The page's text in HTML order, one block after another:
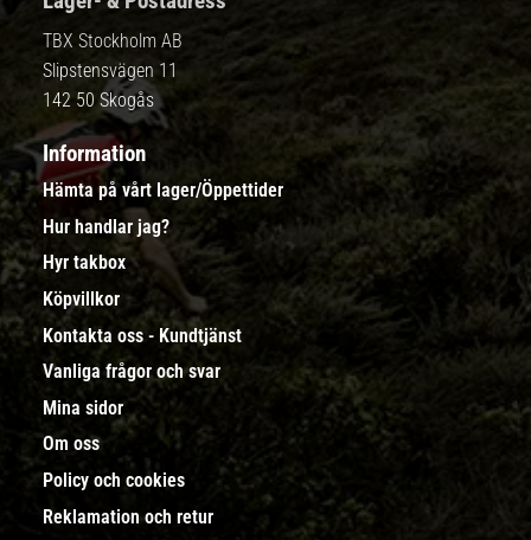
TBX Stockholm AB
Slipstensvägen 11
142 50 Skogås
Information
Hämta på vårt lager/Öppettider
Hur handlar jag?
Hyr takbox
Köpvillkor
Kontakta oss - Kundtjänst
Vanliga frågor och svar
Mina sidor
Om oss
Policy och cookies
Reklamation och retur